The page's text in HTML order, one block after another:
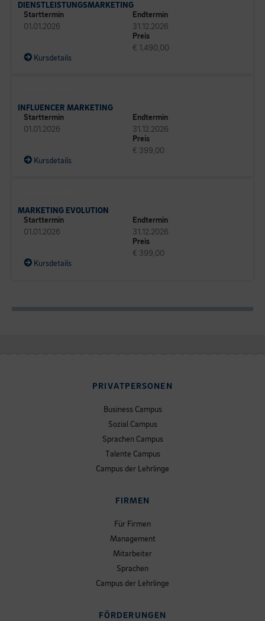
DIENSTLEISTUNGSMARKETING
Starttermin
01.01.2026
Endtermin
31.12.2026
Preis
€ 1.490,00
Kursdetails
INFLUENCER MARKETING
Starttermin
01.01.2026
Endtermin
31.12.2026
Preis
€ 399,00
Kursdetails
MARKETING EVOLUTION
Starttermin
01.01.2026
Endtermin
31.12.2026
Preis
€ 399,00
Kursdetails
PRIVATPERSONEN
Business Campus
Sozial Campus
Sprachen Campus
Talente Campus
Campus der Lehrlinge
FIRMEN
Für Firmen
Management
Mitarbeiter
Sprachen
Campus der Lehrlinge
FÖRDERUNGEN